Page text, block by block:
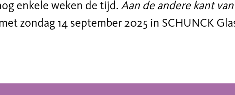
enkele weken de tijd. Aan de andere kant
zondag 14 september 2025 in SCHUNCK